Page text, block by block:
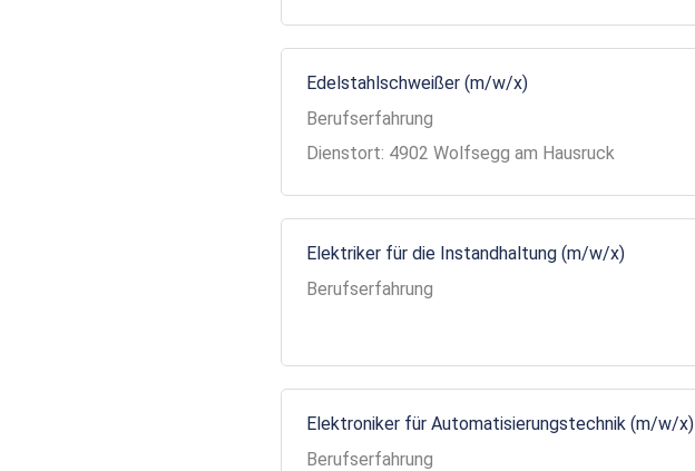
Edelstahlschweißer (m/w/x)
Berufserfahrung
Dienstort: 4902 Wolfsegg am Hausruck
Elektriker für die Instandhaltung (m/w/x)
Berufserfahrung
Elektroniker für Automatisierungstechnik (m/w/x)
Berufserfahrung